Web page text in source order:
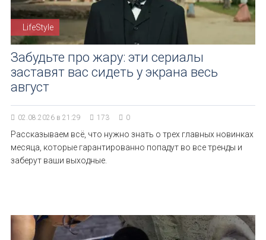
LifeStyle
Забудьте про жару: эти сериалы
заставят вас сидеть у экрана весь
август
02.08.2026 в 21:29 173 0
Рассказываем всё, что нужно знать о трех главных новинках
месяца, которые гарантированно попадут во все тренды и
заберут ваши выходные.